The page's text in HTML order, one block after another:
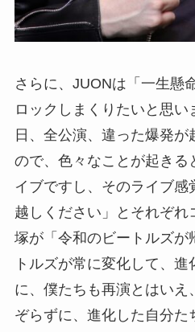
さらに、JUONは「一生懸
ロックしまくりたいと思い
日、全公演、違った爆発
ので、色々なことが起きる
イブですし、そのライブ感
越しください」とそれぞれ
塚が「令和のビートルズが
トルズが常に変化して、進
に、僕たちも再演とはいえ
ぞらずに、進化した自分た